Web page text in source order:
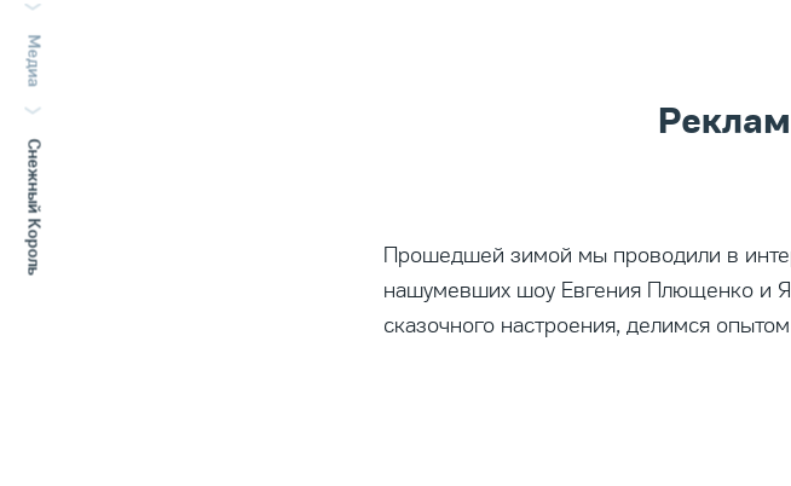
Медиа
Снежный Король
Прошедшей зимой мы проводили в
нашумевших шоу Евгения Плющенко и
сказочного настроения, делимся